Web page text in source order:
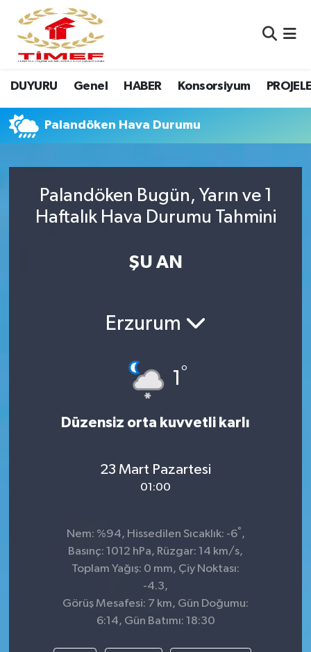
DUYURU Genel HABER Konsorsiyum
Palandöken Hava Durumu
Palandöken Bugün, Yarın ve 1
Haftalık Hava Durumu Tahmini
ŞU AN
Erzurum
1°
Düzensiz orta kuvvetli karlı
23 Mart Pazartesi
01:00
Nem: %94, Hissedilen Sıcaklık: -6° ,
Basınç: 1012 hPa, Rüzgar: 14 km/s,
Toplam Yağış: 0 mm, Çiy Noktası:
-4.3,
Görüş Mesafesi: 7 km, Gün Doğumu:
6:14, Gün Batımı: 18:30
Anasayfa Kutu
Anasayfa Manşet
Canlı Yayın
Erasmus
Nöbetçi Eczaneler
Hava Durumu
Namaz Vakitleri
Süper Lig Puan Durumu ve Fikstür
Son Dakika Haberleri